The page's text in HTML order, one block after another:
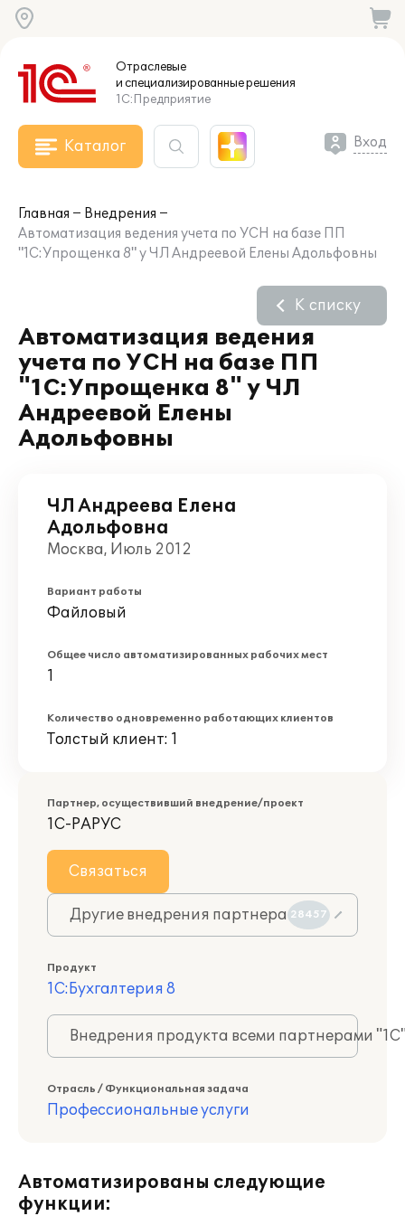
Отраслевые
и специализированныерешения
1С:Предприятие
Каталог Вход
Главная
Внедрения
Автоматизация ведения учета по УСН на базе ПП
"1С:Упрощенка 8" у ЧЛ Андреевой Елены Адольфовны
Автоматизация ведения
учета по УСН на базе ПП
"1С:Упрощенка 8" у ЧЛ
Андреевой Елены
Адольфовны
К списку
ЧЛ Андреева Елена
Адольфовна
Москва, Июль 2012
Вариант работы
Файловый
Общее число автоматизированных рабочих мест
1
Количество одновременно работающих клиентов
Толстый клиент: 1
Партнер, осуществивший внедрение/проект
1С-РАРУС
Связаться
Другие внедрения партнера 28457
Продукт
1С:Бухгалтерия 8
Внедрения продукта всеми партнерами
Отрасль / Функциональная задача
Профессиональные услуги
Автоматизированы следующие
функции: